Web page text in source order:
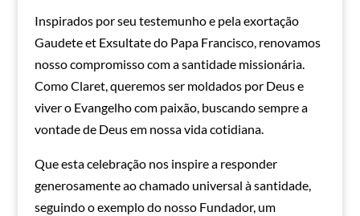
Inspirados por seu testemunho e pela exortação
Gaudete et Exsultate do Papa Francisco, renovamos
nosso compromisso com a santidade missionária.
Como Claret, queremos ser moldados por Deus e
viver o Evangelho com paixão, buscando sempre a
vontade de Deus em nossa vida cotidiana.
Que esta celebração nos inspire a responder
generosamente ao chamado universal à santidade,
seguindo o exemplo do nosso Fundador, um